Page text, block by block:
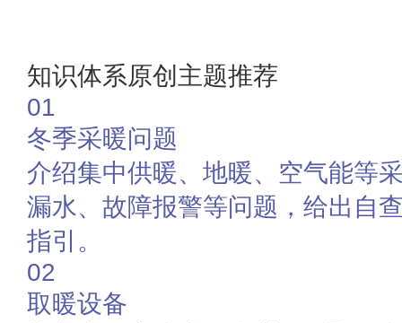
知识体系原创主题推荐
01
冬季采暖问题
介绍集中供暖、地暖、空气能等
漏水、故障报警等问题，给出自
指引。
02
取暖设备